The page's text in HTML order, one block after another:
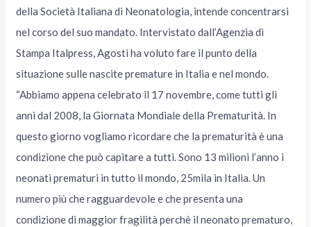
della Società Italiana di Neonatologia, intende concentrarsi
nel corso del suo mandato. Intervistato dall’Agenzia di
Stampa Italpress, Agosti ha voluto fare il punto della
situazione sulle nascite premature in Italia e nel mondo.
“Abbiamo appena celebrato il 17 novembre, come tutti gli
anni dal 2008, la Giornata Mondiale della Prematurità. In
questo giorno vogliamo ricordare che la prematurità è una
condizione che può capitare a tutti. Sono 13 milioni l’anno i
neonati prematuri in tutto il mondo, 25mila in Italia. Un
numero più che ragguardevole e che presenta una
condizione di maggior fragilità perchè il neonato prematuro,